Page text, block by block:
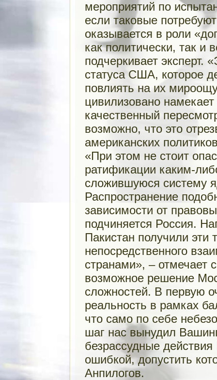
мероприятий по
если таковые
оказывается в роли
как политически, так и
подчеркивает эксперт.
статуса США, которое
повлиять на их
цивилизовано
качественный
возможно, что это
американских
«При этом не стоит
ратификации каким-
сложившуюся систему
Распространение
зависимости от
подчиняется Россия.
Пакистан получили эти
непосредственного
странами», – отмечает
возможное решение
сложностей. В первую
реальность в рамках
что само по себе
шаг нас вынудил
безрассудные
ошибкой, допустить
Анпилогов.